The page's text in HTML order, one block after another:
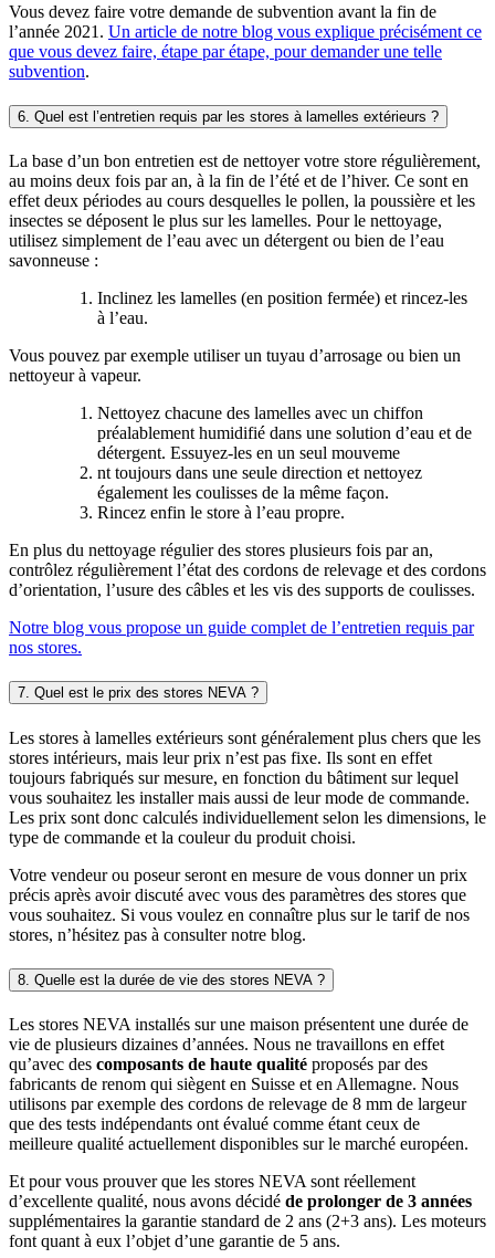
Vous devez faire votre demande de subvention avant la fin de
l’année 2021. Un article de notre blog vous explique précisément ce
que vous devez faire, étape par étape, pour demander une telle
subvention.
6. Quel est l’entretien requis par les stores à lamelles extérieurs ?
La base d’un bon entretien est de nettoyer votre store régulièrement,
au moins deux fois par an, à la fin de l’été et de l’hiver. Ce sont en
effet deux périodes au cours desquelles le pollen, la poussière et les
insectes se déposent le plus sur les lamelles. Pour le nettoyage,
utilisez simplement de l’eau avec un détergent ou bien de l’eau
savonneuse :
Inclinez les lamelles (en position fermée) et rincez-les
à l’eau.
Vous pouvez par exemple utiliser un tuyau d’arrosage ou bien un
nettoyeur à vapeur.
Nettoyez chacune des lamelles avec un chiffon
préalablement humidifié dans une solution d’eau et de
détergent. Essuyez-les en un seul mouveme
nt toujours dans une seule direction et nettoyez
également les coulisses de la même façon.
Rincez enfin le store à l’eau propre.
En plus du nettoyage régulier des stores plusieurs fois par an,
contrôlez régulièrement l’état des cordons de relevage et des cordons
d’orientation, l’usure des câbles et les vis des supports de coulisses.
Notre blog vous propose un guide complet de l’entretien requis par
nos stores.
7. Quel est le prix des stores NEVA ?
Les stores à lamelles extérieurs sont généralement plus chers que les
stores intérieurs, mais leur prix n’est pas fixe. Ils sont en effet
toujours fabriqués sur mesure, en fonction du bâtiment sur lequel
vous souhaitez les installer mais aussi de leur mode de commande.
Les prix sont donc calculés individuellement selon les dimensions, le
type de commande et la couleur du produit choisi.
Votre vendeur ou poseur seront en mesure de vous donner un prix
précis après avoir discuté avec vous des paramètres des stores que
vous souhaitez. Si vous voulez en connaître plus sur le tarif de nos
stores, n’hésitez pas à consulter notre blog.
8. Quelle est la durée de vie des stores NEVA ?
Les stores NEVA installés sur une maison présentent une durée de
vie de plusieurs dizaines d’années. Nous ne travaillons en effet
qu’avec des composants de haute qualité proposés par des
fabricants de renom qui siègent en Suisse et en Allemagne. Nous
utilisons par exemple des cordons de relevage de 8 mm de largeur
que des tests indépendants ont évalué comme étant ceux de
meilleure qualité actuellement disponibles sur le marché européen.
Et pour vous prouver que les stores NEVA sont réellement
d’excellente qualité, nous avons décidé de prolonger de 3 années
supplémentaires la garantie standard de 2 ans (2+3 ans). Les moteurs
font quant à eux l’objet d’une garantie de 5 ans.